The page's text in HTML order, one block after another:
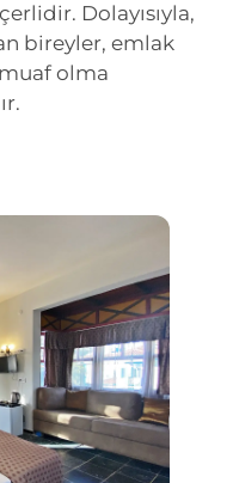
Dolayısıyla,
bireyler, emlak
olma